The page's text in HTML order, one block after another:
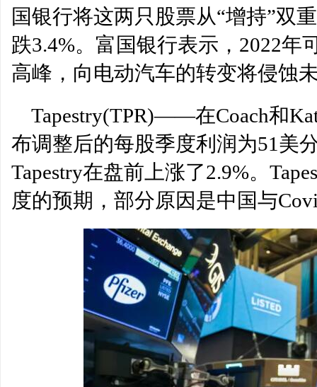
国银行将这两只股票从“增持”双
跌3.4%。富国银行表示，2022
高峰，向电动汽车的转变将侵蚀
Tapestry(TPR)——在Coach和
布调整后的每股季度利润为51美
Tapestry在盘前上涨了2.9%。
度的预期，部分原因是中国与
前走势最大的股票 福特与通用汽车和
等
婴儿配方奶粉制造商说
间才能将产品从受影响